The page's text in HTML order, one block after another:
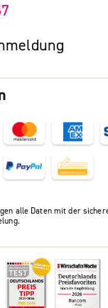
alle Daten mit der